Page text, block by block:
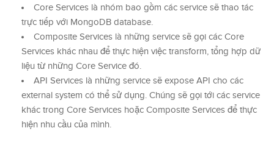
Core Services là nhóm bao gồm các service sẽ thao tác
trực tiếp với MongoDB database.
Composite Services là những service sẽ gọi các Core
Services khác nhau để thực hiện việc transform, tổng hợp dữ
liệu từ những Core Service đó.
API Services là những service sẽ expose API cho các
external system có thể sử dụng. Chúng sẽ gọi tới các service
khác trong Core Services hoặc Composite Services để thực
hiện nhu cầu của mình.